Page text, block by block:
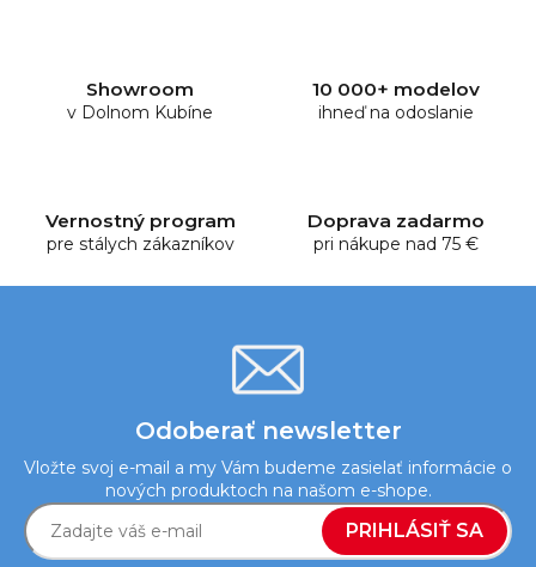
s
u
Showroom
v Dolnom Kubíne
10 000+ modelov
ihneď na odoslanie
Vernostný program
pre stálych zákazníkov
Doprava zadarmo
pri nákupe nad 75 €
Odoberať newsletter
Vložte svoj e-mail a my Vám budeme zasielať informácie o
nových produktoch na našom e-shope.
PRIHLÁSIŤ SA